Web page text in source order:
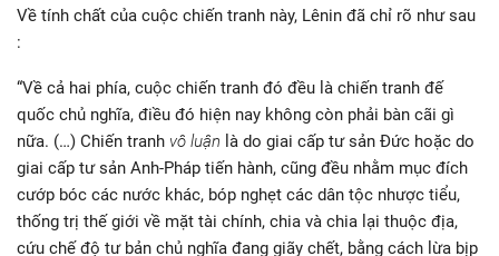
Về tính chất của cuộc chiến tranh này, Lênin đã chỉ rõ như sau
:
“Về cả hai phía, cuộc chiến tranh đó đều là chiến tranh đế
quốc chủ nghĩa, điều đó hiện nay không còn phải bàn cãi gì
nữa. (…) Chiến tranh vô luận là do giai cấp tư sản Đức hoặc do
giai cấp tư sản Anh-Pháp tiến hành, cũng đều nhằm mục đích
cướp bóc các nước khác, bóp nghẹt các dân tộc nhược tiểu,
thống trị thế giới về mặt tài chính, chia và chia lại thuộc địa,
cứu chế độ tư bản chủ nghĩa đang giãy chết, bằng cách lừa bịp